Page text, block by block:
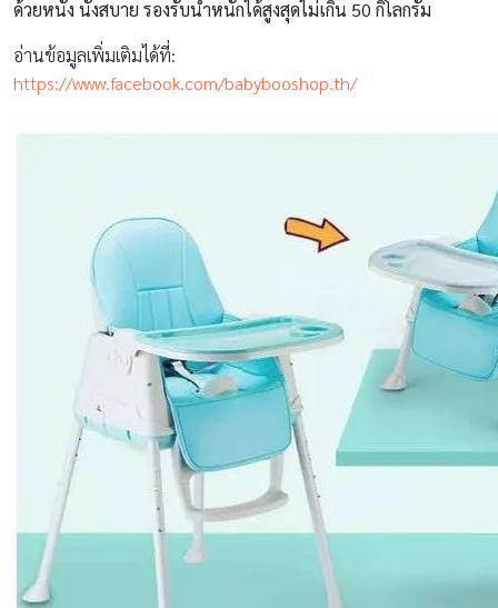
ด้วยหนัง นั่งสบาย รองรับน้ำหนักได้สูงสุดไม่เกิน 50 กิโลกรัม
อ่านข้อมูลเพิ่มเติมได้ที่:
https://www.facebook.com/babybooshop.th/